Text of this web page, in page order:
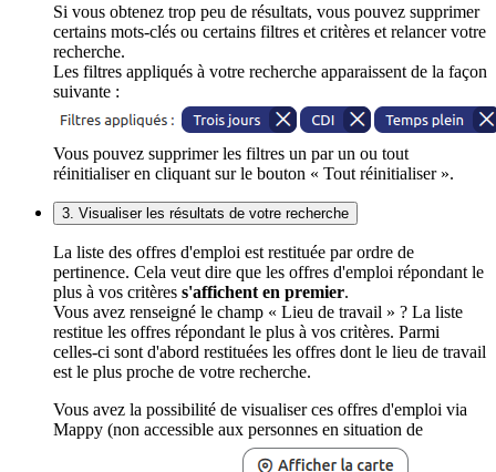
Si vous obtenez trop peu de résultats, vous pouvez supprimer
certains mots-clés ou certains filtres et critères et relancer votre
recherche.
Les filtres appliqués à votre recherche apparaissent de la façon
suivante :
Vous pouvez supprimer les filtres un par un ou tout
réinitialiser en cliquant sur le bouton « Tout réinitialiser ».
3. Visualiser les résultats de votre recherche
La liste des offres d'emploi est restituée par ordre de
pertinence. Cela veut dire que les offres d'emploi répondant le
plus à vos critères s'affichent en premier.
Vous avez renseigné le champ « Lieu de travail » ? La liste
restitue les offres répondant le plus à vos critères. Parmi
celles-ci sont d'abord restituées les offres dont le lieu de travail
est le plus proche de votre recherche.
Vous avez la possibilité de visualiser ces offres d'emploi via
Mappy (non accessible aux personnes en situation de